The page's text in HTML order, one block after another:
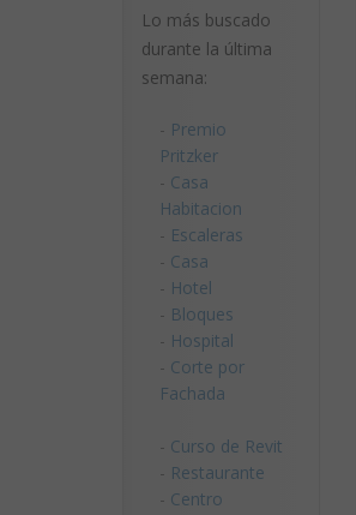
Lo más buscado
durante la última
semana:
- Premio
Pritzker
- Casa
Habitacion
- Escaleras
- Casa
- Hotel
- Bloques
- Hospital
- Corte por
Fachada
- Curso de Revit
- Restaurante
- Centro